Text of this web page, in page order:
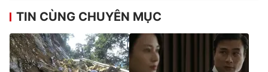
TIN CÙNG CHUYÊN MỤC